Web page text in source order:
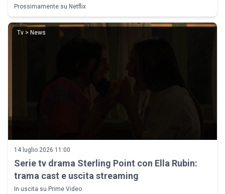
Las Vegas
Prossimamente su Netflix
Tv > News
14 luglio 2026 11:00
Serie tv drama Sterling Point con Ella Rubin:
trama cast e uscita streaming
In uscita su Prime Video